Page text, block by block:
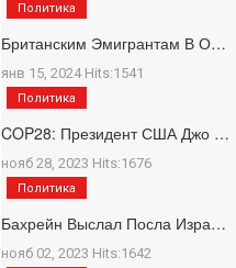
Британским Эмигрантам В О…
янв 15, 2024 Hits:1541
Политика
COP28: Президент США Джо …
нояб 28, 2023 Hits:1676
Политика
Бахрейн Выслал Посла Изра…
нояб 02, 2023 Hits:1642
Политика